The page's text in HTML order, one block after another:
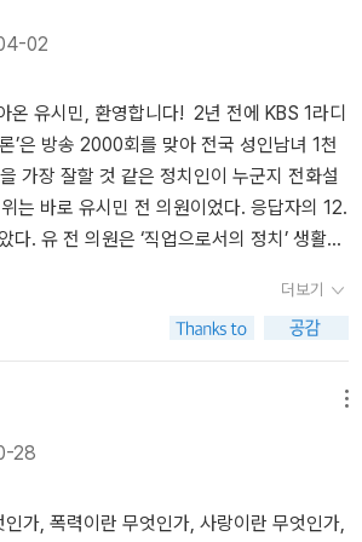
대하여 이젠 그 자신도 받아들이고 인정하며
이하고 변화하려는 시도이자, 자신과의 다짐
볼 수 있었고 그런 각오를 만날 수 있었다. 남
면 나는 그렇게 정의하였다. 남자의 나이 마흔
주지 않는, 신체적인 나이이고 더 이상 국가
나이이자, 심리적인 폐경이자, 법률적인 의
. 고등학교 때부터 교련시간에<<그때는 교련
있었다>> 모형 총으로 총검술을 하고 제식
을 입고 독도법을 해야 하고 사격술에 대한
조립하는 과정을 거쳤으며 군대 입대하여 3
훈련을 뛰고 유격을 받아야 했으며 제대 후
역 군부대에서 예비군으로 지내야 하고 이후
에서 총을 들어야 했다. 이게 끝나면 다시 아
개월에 한 번씩 출석을 하고 민방위 훈련이 있
다가도 훈련복과 완장을 차고 거리에 서 있
끝나는 시점이라는 마흔 중반이라는 나이이
는지 몰라서 그러는 게 아니다. 자기의 삶이
하게 고민하지 않는 사람에게는 타인의 위로
고 보기 때문이다. 청년은 아기가 아니다. 넘
을 두려워하지 말아야 하고, 상처를 입어도 혼
. 그런 사람이라야 비로소 타인의 위로를 받
.(본문 51쪽)40대 중년을 위한 질문, 어떻
로 마흔이 되었다. 작년 11월, 나의 삽십 대와
. 하고 싶은 것보다 해야하는 일들 사이에서
마다 조금씩 가난해져 가는 비루한 현실은
리고 떠나기로 했고, 떠났다. 마흔을 맞던 나
얼마 남지 않았음을 깨닫는다. 유시민이 그러
. '어떻게 살 것인가' 보다, '어떻게 죽을 것인
세차게 반응하였다. 그것은 생의 또다른 절
'어떻게 죽을 것인가'의 문제를 다룬다. 그도
. 1980년 5월, 휴교령이 내리면 모든 도시에
고 약속했으나 지키지 못했다. 오직 광주의
가 관계가 있는 사이다. <이런 바보 또 없습
에서 3명의 남자 모두 그의 죽음을 추모했
성적으로 그의 죽음을 애도했다. 역사의 굴
냄새는 영원히 이어지는 비극에서 노무현의
제공했다. 얼마 전에 읽은 <레퀴엠>에선 전
없이 그저 사라져간 군인, 민간인들의 죽음
년 노무현 대통령의 이라크파병에 대한 진중
란 죽은 이에 대한 추모에서 이제는 그 비판
좋아했다고 한다. 진짜 사나이로서 말이다. 그
? 대통령 최초 탄핵소추에 의해 임시적으로
야기다. 유시민 의원은 국회에서 고뇌에 찬
서 저지하려고 했다. 몸싸움이 격했는지 그의
보였다. 2008년 2월 봉하사저에 내려갈 때
년 5월의 그 절망으로 가득한 날에는 죽은 자
. 그런 그가 정치인을 마무리하고 자유가 없
는 것은 참 인생의 전환기라고 볼 수 있다.
었지만, 이 책들을 읽으면서 글을 참 잘쓴다
히 <거꾸로 읽는 세계사>는 내가 좋아하는 이
>는 책 속에 담겨 있는 고전을 비롯한 책들
서 좋았다. 그는 자신을 말할 때에
를 쓰는데, 그것은 내가 흥미롭게 읽었던 <거
에 그가 재미있게 읽었던 여러 현대사 책을
것 처럼 그의 글쓰기 작업이 유용한 지식과
췌하고, 해석하고, 가공해서 독자들이 편하
는 세계사>는 역사에 관한 많은 지식을 섭렵
사람인가가 유시민을 '옳은 말을 싸가지 없
기도 했지만, 정치인으로서의 유시민이 말
양보하지 않는 태도 등이 그런 말을 낳았다
년 유시민은 정치계를 떠나서 자유인으
잘 할 수 있는 일 중의 하나가 글쓰기라고 할
됨과 동시에 자신이 마음 속에 담아 두고 있
책으로 펴냈다. <어떻게 살 것인가>이다. 이
02
온 유시민, 환영합니다! 2년 전에 KBS 1라디
’은 방송 2000회를 맞아 전국 성인남녀 1천
가장 잘할 것 같은 정치인이 누군지 전화설
는 바로 유시민 전 의원이었다. 응답자의 12.
다. 유 전 의원은 ‘직업으로서의 정치’ 생활을
미지를 많이 기억하고 있다. 노무현 정부 개혁
장관, 통진당 공동대표. 통진당 구당권파와
치이고 만신창이가 된 그가 공동대표직을 내
때 대부분 사람은 정치생활의 근간으로서 추
의 꿈이 허무하게 물거품이 되었다고 했다.
연대의 날개가 다시 한 번 화려하게 펼칠 수
진당에서 나온 신당권파와 함께 ‘진보정의
로 다시 시작했을 때 이미 ‘진보’에 대한 국민
더보기
28
가, 폭력이란 무엇인가, 사랑이란 무엇인가,